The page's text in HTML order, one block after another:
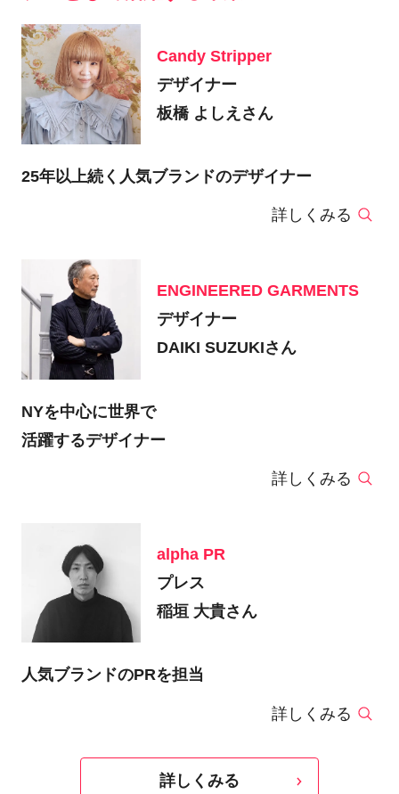
Candy Stripper
デザイナー
板橋 よしえさん
25年以上続く人気ブランドのデザイナー
詳しくみる
ENGINEERED GARMENTS
デザイナー
DAIKI SUZUKIさん
NYを中心に世界で
活躍するデザイナー
詳しくみる
alpha PR
プレス
稲垣 大貴さん
人気ブランドのPRを担当
詳しくみる
詳しくみる